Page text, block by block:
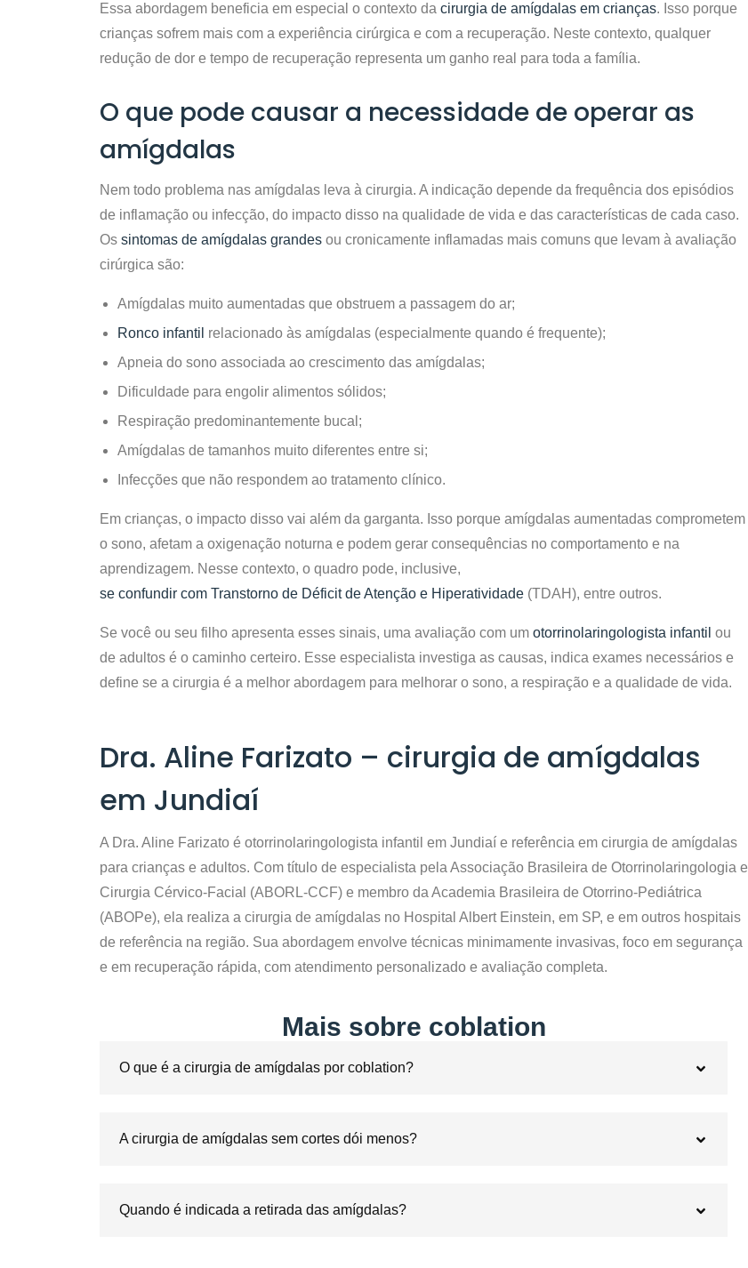
Essa abordagem beneficia em especial o contexto da cirurgia de amígdalas em crianças. Isso porque
crianças sofrem mais com a experiência cirúrgica e com a recuperação. Neste contexto, qualquer
redução de dor e tempo de recuperação representa um ganho real para toda a família.
O que pode causar a necessidade de operar as
amígdalas
Nem todo problema nas amígdalas leva à cirurgia. A indicação depende da frequência dos episódios
de inflamação ou infecção, do impacto disso na qualidade de vida e das características de cada caso.
Os sintomas de amígdalas grandes ou cronicamente inflamadas mais comuns que levam à avaliação
cirúrgica são:
Amígdalas muito aumentadas que obstruem a passagem do ar;
Ronco infantil relacionado às amígdalas (especialmente quando é frequente);
Apneia do sono associada ao crescimento das amígdalas;
Dificuldade para engolir alimentos sólidos;
Respiração predominantemente bucal;
Amígdalas de tamanhos muito diferentes entre si;
Infecções que não respondem ao tratamento clínico.
Em crianças, o impacto disso vai além da garganta. Isso porque amígdalas aumentadas comprometem
o sono, afetam a oxigenação noturna e podem gerar consequências no comportamento e na
aprendizagem. Nesse contexto, o quadro pode, inclusive,
se confundir com Transtorno de Déficit de Atenção e Hiperatividade (TDAH), entre outros.
Se você ou seu filho apresenta esses sinais, uma avaliação com um otorrinolaringologista infantil ou
de adultos é o caminho certeiro. Esse especialista investiga as causas, indica exames necessários e
define se a cirurgia é a melhor abordagem para melhorar o sono, a respiração e a qualidade de vida.
Dra. Aline Farizato – cirurgia de amígdalas
em Jundiaí
A Dra. Aline Farizato é otorrinolaringologista infantil em Jundiaí e referência em cirurgia de amígdalas
para crianças e adultos. Com título de especialista pela Associação Brasileira de Otorrinolaringologia e
Cirurgia Cérvico-Facial (ABORL-CCF) e membro da Academia Brasileira de Otorrino-Pediátrica
(ABOPe), ela realiza a cirurgia de amígdalas no Hospital Albert Einstein, em SP, e em outros hospitais
de referência na região. Sua abordagem envolve técnicas minimamente invasivas, foco em segurança
e em recuperação rápida, com atendimento personalizado e avaliação completa.
Mais sobre coblation
O que é a cirurgia de amígdalas por coblation?
A cirurgia de amígdalas sem cortes dói menos?
Quando é indicada a retirada das amígdalas?